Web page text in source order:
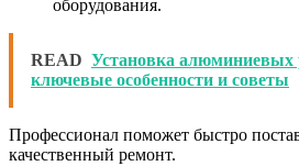
оборудования.
READ Установка алюминиевых
ключевые особенности и советы
Профессионал поможет быстро
качественный ремонт.